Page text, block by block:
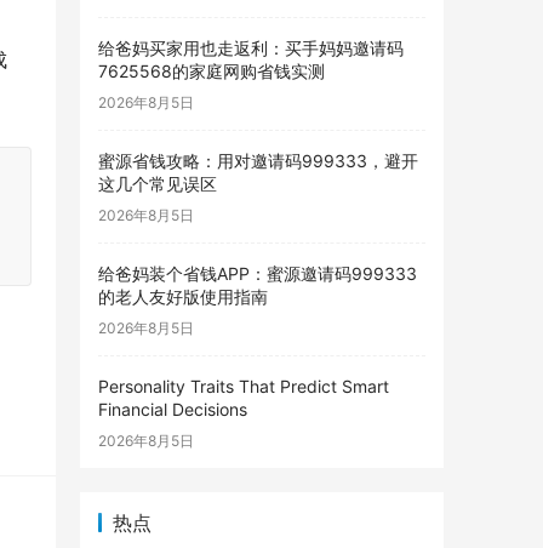
给爸妈买家用也走返利：买手妈妈邀请码
7625568的家庭网购省钱实测
2026年8月5日
蜜源省钱攻略：用对邀请码999333，避开
这几个常见误区
2026年8月5日
给爸妈装个省钱APP：蜜源邀请码999333
的老人友好版使用指南
2026年8月5日
Personality Traits That Predict Smart
Financial Decisions
2026年8月5日
热点